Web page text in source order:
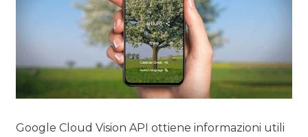
Google Cloud Vision API ottiene informazioni utili